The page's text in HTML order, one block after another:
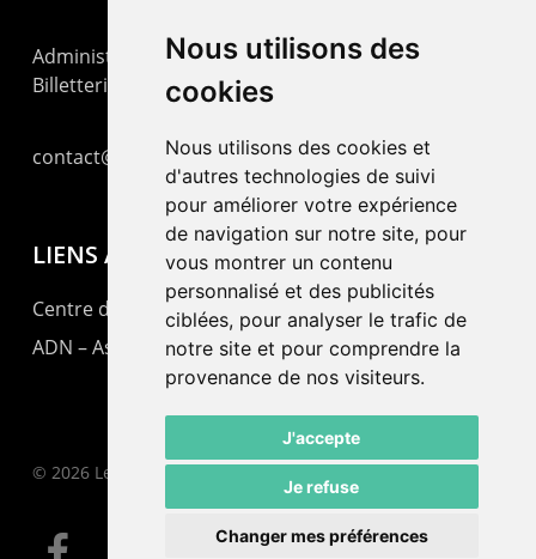
Nous utilisons des
cookies
Nous utilisons des cookies et
d'autres technologies de suivi
pour améliorer votre expérience
de navigation sur notre site, pour
vous montrer un contenu
personnalisé et des publicités
ciblées, pour analyser le trafic de
notre site et pour comprendre la
provenance de nos visiteurs.
J'accepte
Je refuse
Changer mes préférences
Administration : +41 32 725 03 03
Billetterie : +41 32 725 05 05
contact@lepommier.ch
LIENS AMIS
Centre de culture ABC
ADN – Association Danse Neuchâtel
© 2026 Le Pommier.
facebook email